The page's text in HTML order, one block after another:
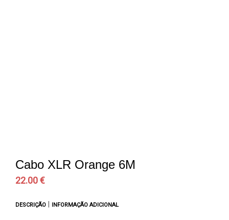
Cabo XLR Orange 6M
22.00 €
DESCRIÇÃO | INFORMAÇÃO ADICIONAL